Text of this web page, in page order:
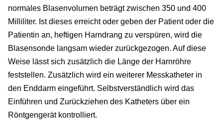
normales Blasenvolumen beträgt zwischen 350 und 400
Milliliter. Ist dieses erreicht oder geben der Patient oder die
Patientin an, heftigen Harndrang zu verspüren, wird die
Blasensonde langsam wieder zurückgezogen. Auf diese
Weise lässt sich zusätzlich die Länge der Harnröhre
feststellen. Zusätzlich wird ein weiterer Messkatheter in
den Enddarm eingeführt. Selbstverständlich wird das
Einführen und Zurückziehen des Katheters über ein
Röntgengerät kontrolliert.